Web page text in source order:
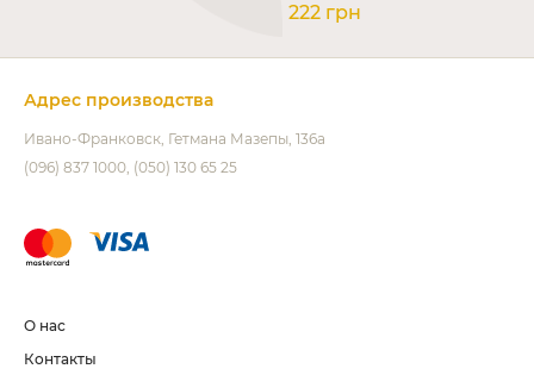
222 грн
Адрес производства
Ивано-Франковск Гетмана Мазепы, 136а
(096) 837 1000 (050) 130 65 25
О нас
Контакты